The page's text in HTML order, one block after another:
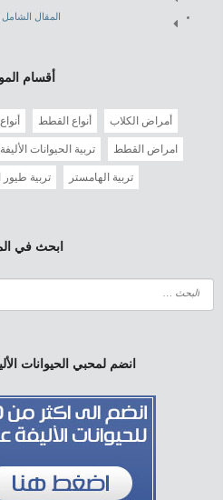
المقال
أقسام
أمراض الكلاب أنواع القطط
امراض القطط تربية الحيوانات
تربية الهامستر تربية طيور
ابحث في
انضم لمحبي الحيوانات